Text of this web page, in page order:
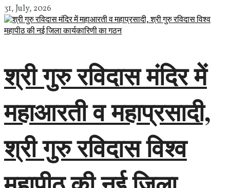
31, July, 2026
श्री गुरु रविदास मंदिर में
महाआरती व महाप्रसादी,
श्री गुरु रविदास विश्व